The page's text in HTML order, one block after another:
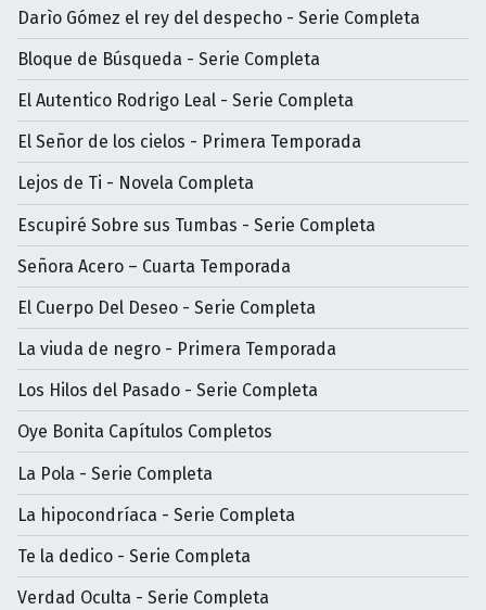
Darìo Gómez el rey del despecho - Serie Completa
Bloque de Búsqueda - Serie Completa
El Autentico Rodrigo Leal - Serie Completa
El Señor de los cielos - Primera Temporada
Lejos de Ti - Novela Completa
Escupiré Sobre sus Tumbas - Serie Completa
Señora Acero – Cuarta Temporada
El Cuerpo Del Deseo - Serie Completa
La viuda de negro - Primera Temporada
Los Hilos del Pasado - Serie Completa
Oye Bonita Capítulos Completos
La Pola - Serie Completa
La hipocondríaca - Serie Completa
Te la dedico - Serie Completa
Verdad Oculta - Serie Completa